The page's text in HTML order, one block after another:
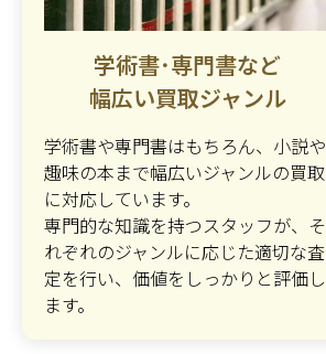
学術書･専門書など
幅広い買取ジャンル
学術書や専門書はもちろん、小説や
趣味の本まで幅広いジャンルの買取
に対応しています。
専門的な知識を持つスタッフが、そ
れぞれのジャンルに応じた適切な査
定を行い、価値をしっかりと評価し
ます。